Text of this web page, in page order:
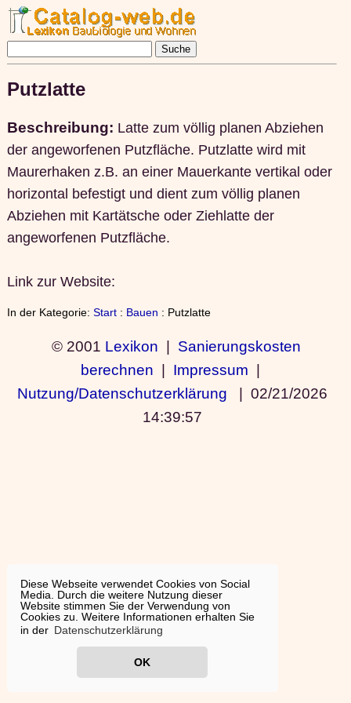
Diese Webseite verwendet Cookies von Social
Media. Durch die weitere Nutzung dieser
Website stimmen Sie der Verwendung von
Cookies zu. Weitere Informationen erhalten Sie
in der Datenschutzerklärung
OK
Putzlatte
Beschreibung: Latte zum völlig planen Abziehen
der angeworfenen Putzfläche. Putzlatte wird mit
Maurerhaken z.B. an einer Mauerkante vertikal oder
horizontal befestigt und dient zum völlig planen
Abziehen mit Kartätsche oder Ziehlatte der
angeworfenen Putzfläche.
Link zur Website:
In der Kategorie: Start: Bauen : Putzlatte
© 2001 Lexikon | Sanierungskosten
berechnen | Impressum |
Nutzung/Datenschutzerklärung | 02/21/2026
14:39:57